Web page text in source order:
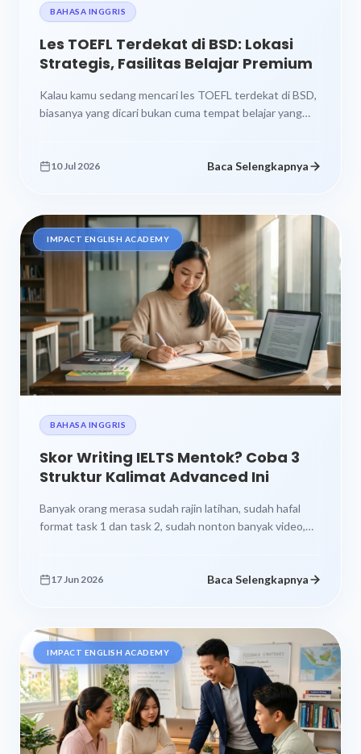
BAHASA INGGRIS
Les TOEFL Terdekat di BSD: Lokasi
Strategis, Fasilitas Belajar Premium
Kalau kamu sedang mencari les TOEFL terdekat di BSD,
biasanya yang dicari bukan cuma tempat belajar yang
10 Jul 2026 Baca Selengkapnya
IMPACT ENGLISH ACADEMY
BAHASA INGGRIS
Skor Writing IELTS Mentok? Coba 3
Struktur Kalimat Advanced Ini
Banyak orang merasa sudah rajin latihan, sudah hafal
format task 1 dan task 2, sudah nonton banyak video,
17 Jun 2026 Baca Selengkapnya
IMPACT ENGLISH ACADEMY